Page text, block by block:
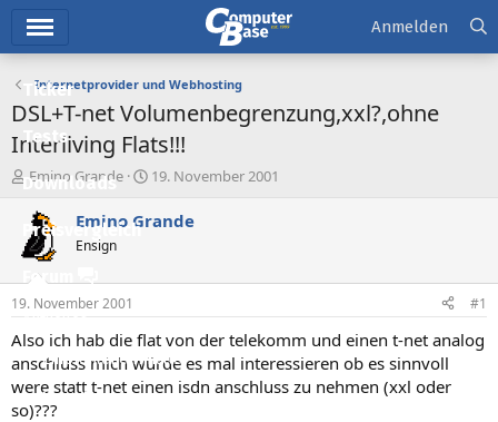
Ticker
Tests
Downloads
Preisvergleich
Forum
Aktuelles
Empfohlene Inhalte
Neue Beiträge
Anmelden
Internetprovider und Webhosting
DSL+T-net Volumenbegrenzung,xxl?,ohne
Interliving Flats!!!
E
r
s
t
e
e
r
Emino Grande
E
s
t
a
m
19. November 2001
Emino Grande
Ensign
19. November 2001 #1
Also ich hab die flat von der telekomm und einen t-net analog
anschluss mich würde es mal interessieren ob es sinnvoll
were statt t-net einen isdn anschluss zu nehmen (xxl oder
so)???